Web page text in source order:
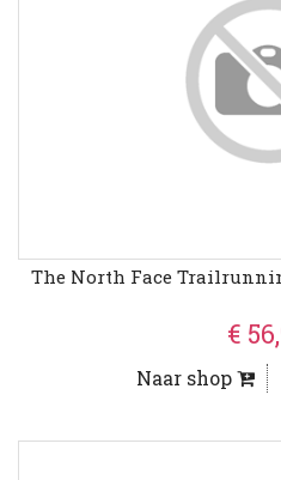
The North Face
€
Naar shop